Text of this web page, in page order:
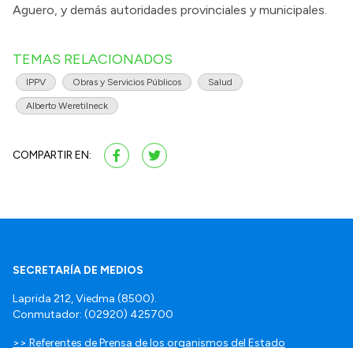
Aguero, y demás autoridades provinciales y municipales.
TEMAS RELACIONADOS
IPPV Obras y Servicios Públicos Salud
Alberto Weretilneck
COMPARTIR EN:
SECRETARÍA DE MEDIOS
Laprida 212, Viedma (8500).
Conmutador: (02920) 425700
>> Referentes de Prensa de los organismos del Estado